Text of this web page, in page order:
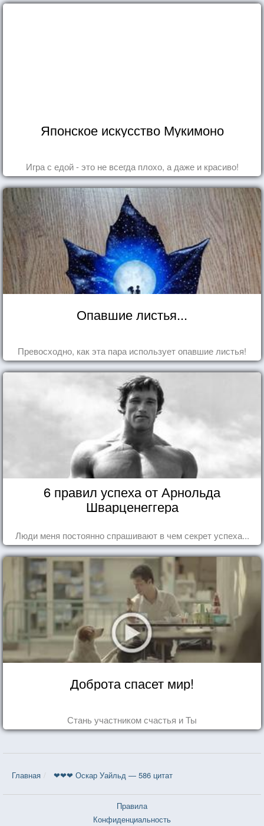
Японское искусство Мукимоно
Игра с едой - это не всегда плохо, а даже и красиво!
Опавшие листья...
Превосходно, как эта пара использует опавшие листья!
6 правил успеха от Арнольда
Шварценеггера
Люди меня постоянно спрашивают в чем секрет успеха...
Доброта спасет мир!
Стань участником счастья и Ты
Главная ❤❤❤ Оскар Уайльд — 586 цитат
Правила
Конфиденциальность